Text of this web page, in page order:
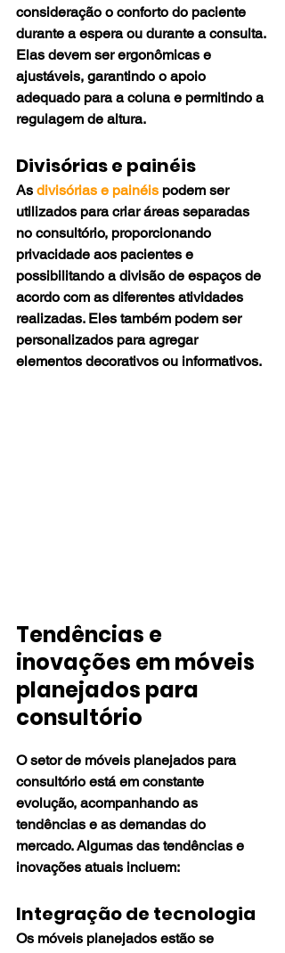
consideração o conforto do paciente
durante a espera ou durante a consulta.
Elas devem ser ergonômicas e
ajustáveis, garantindo o apoio
adequado para a coluna e permitindo a
regulagem de altura.
Divisórias e painéis
As divisórias e painéis podem ser
utilizados para criar áreas separadas
no consultório, proporcionando
privacidade aos pacientes e
possibilitando a divisão de espaços de
acordo com as diferentes atividades
realizadas. Eles também podem ser
personalizados para agregar
elementos decorativos ou informativos.
Tendências e
inovações em móveis
planejados para
consultório
O setor de móveis planejados para
consultório está em constante
evolução, acompanhando as
tendências e as demandas do
mercado. Algumas das tendências e
inovações atuais incluem:
Integração de tecnologia
Os móveis planejados estão se